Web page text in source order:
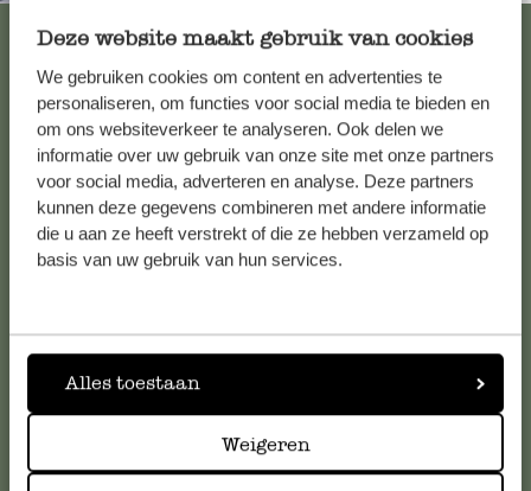
Deze website maakt gebruik van cookies
We gebruiken cookies om content en advertenties te
personaliseren, om functies voor social media te bieden en
om ons websiteverkeer te analyseren. Ook delen we
informatie over uw gebruik van onze site met onze partners
voor social media, adverteren en analyse. Deze partners
kunnen deze gegevens combineren met andere informatie
die u aan ze heeft verstrekt of die ze hebben verzameld op
basis van uw gebruik van hun services.
Alles toestaan
Weigeren
Alle 62 Geschäfte anzeigen
Kundenservice/Hilfe
Falls Sie Fragen haben oder Tipps und Hilfe brauchen, wenden
Sie sich bitte an unseren Kundenservice. Oder lesen Sie hier
die Antworten aufhäufig gestellte Fragen
Online-Kundenservice